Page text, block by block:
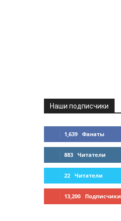
Наши подписчики
1,639 Фанаты
883 Читатели
22 Читатели
13,200 Подписчики